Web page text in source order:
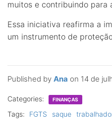
Published by Ana on 14 de
muitos e contribuindo para
Essa iniciativa reafirma a
um instrumento de
Categories: FINANÇAS
Tags: FGTS saque